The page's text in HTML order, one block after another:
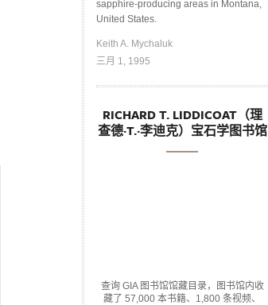
sapphire-producing areas in Montana,
United States.
Keith A. Mychaluk
三月 1, 1995
RICHARD T. LIDDICOAT（理
查德·T.·李迪克）宝石学图书馆
查询 GIA 图书馆馆藏目录，图书馆内收
藏了 57,000 本书籍、1,800 条视频、